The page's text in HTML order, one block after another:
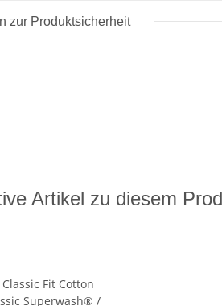
zur Produktsicherheit
Artikel zu diesem